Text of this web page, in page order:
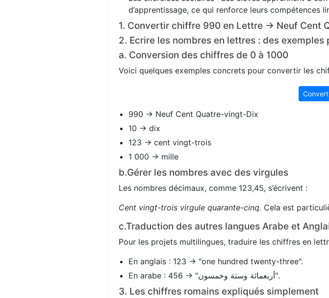
d’apprentissage, ce qui renforce leurs compétences
1. Convertir chiffre 990 en Lettre → Neuf Cent
2. Ecrire les nombres en lettres : des exemples
a. Conversion des chiffres de 0 à 1000
Voici quelques exemples concrets pour convertir les
990 → Neuf Cent Quatre-vingt-Dix
10 → dix
123 → cent vingt-trois
1 000 → mille
b.Gérer les nombres avec des virgules
Les nombres décimaux, comme 123,45, s’écrivent :
Cent vingt-trois virgule quarante-cinq. Cela est
c.Traduction des autres langues Arabe et
Pour les projets multilingues, traduire les chiffres en
En anglais : 123 → "one hundred twenty-three".
En arabe : 456 → "أربعمائة وستة وخمسون".
3. Les chiffres romains expliqués simplement